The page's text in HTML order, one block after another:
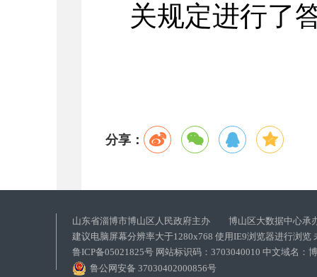
关规定进行了
分享：
山东省淄博市博山区人民政府主办 博山区大数据中心承
建议电脑屏幕分辨率大于1280x768 使用IE9浏览器进行浏览
鲁ICP备05021825号 网站标识码：3703040010 中文域名：
鲁公网安备 37030402000856号